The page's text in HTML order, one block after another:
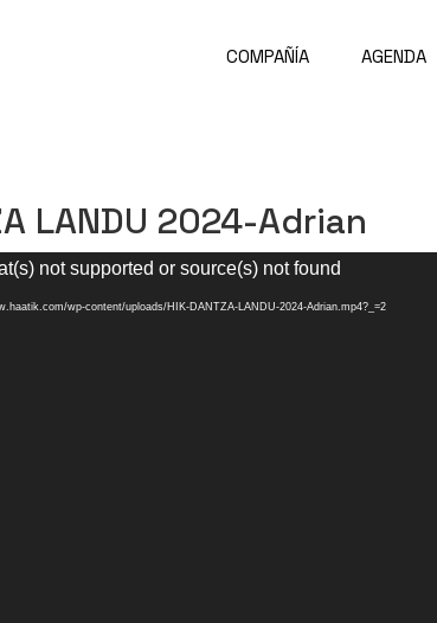
COMPAÑÍA AGENDA
LANDU 2024-Adrian
not supported or source(s) not found
wp-content/uploads/HIK-DANTZA-LANDU-2024-Adrian.mp4?_=2